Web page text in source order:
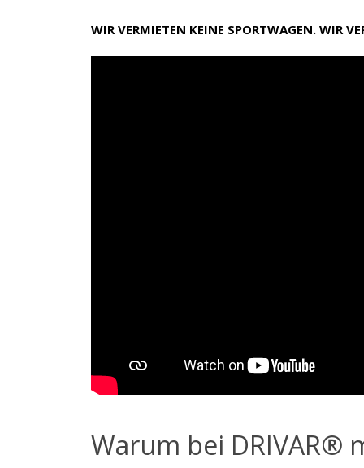
WIR VERMIETEN KEINE SPORTWAGEN. WIR
Warum bei DRIVAR®